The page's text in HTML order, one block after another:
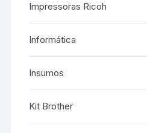
Impressoras Ricoh
Informática
Insumos
Kit Brother